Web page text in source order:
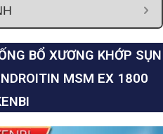
BỔ XƯƠNG KHỚP SỤN
MSM EX 1800